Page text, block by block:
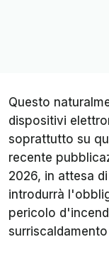
Questo
dispositivi
soprattutto su
recente
2026, in attesa
introdurrà
pericolo